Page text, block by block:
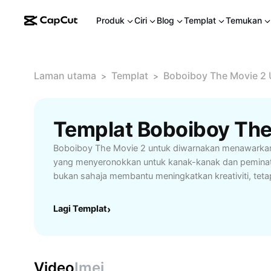
Produk Ciri Blog Templat Temukan
Laman utama > Templat > Boboiboy The Movie 2
Boboiboy The Movie 2 untuk diwarnakan
yang menyeronokkan untuk kanak-kanak dan
bukan sahaja membantu meningkatkan kreativiti,
mengenali watak kegemaran mereka dengan lebih
daripada filem Boboiboy The Movie 2 membolehkan
lapang, koleksi gambar mewarna ini mudah dicetak
Lagi Templat›